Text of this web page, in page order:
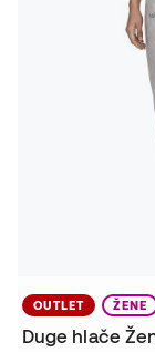
OUTLET ŽENE